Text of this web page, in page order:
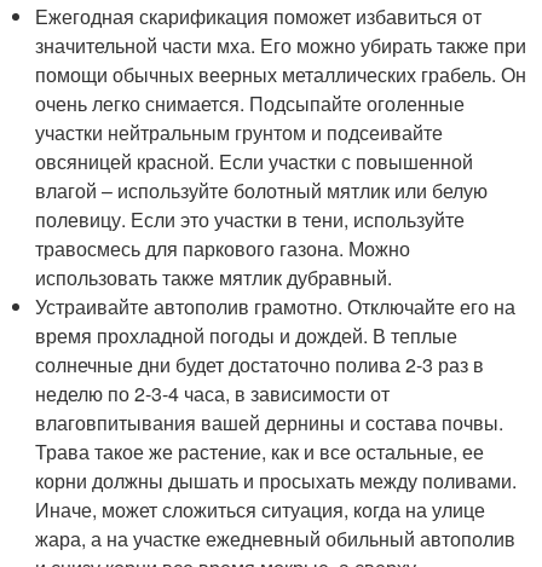
Ежегодная скарификация поможет избавиться от
значительной части мха. Его можно убирать также при
помощи обычных веерных металлических грабель. Он
очень легко снимается. Подсыпайте оголенные
участки нейтральным грунтом и подсеивайте
овсяницей красной. Если участки с повышенной
влагой – используйте болотный мятлик или белую
полевицу. Если это участки в тени, используйте
травосмесь для паркового газона. Можно
использовать также мятлик дубравный.
Устраивайте автополив грамотно. Отключайте его на
время прохладной погоды и дождей. В теплые
солнечные дни будет достаточно полива 2-3 раз в
неделю по 2-3-4 часа, в зависимости от
влаговпитывания вашей дернины и состава почвы.
Трава такое же растение, как и все остальные, ее
корни должны дышать и просыхать между поливами.
Иначе, может сложиться ситуация, когда на улице
жара, а на участке ежедневный обильный автополив